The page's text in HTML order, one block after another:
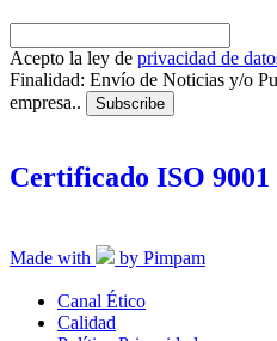
Acepto la ley de privacidad de
Finalidad: Envío de Noticias y/o
empresa..
Certificado ISO 9001
Made with by Pimpam
Canal Ético
Calidad